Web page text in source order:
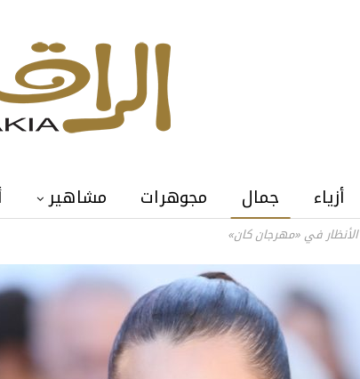
أزياء جمال مجوهرات مشاهير
في «مهرجان كان»